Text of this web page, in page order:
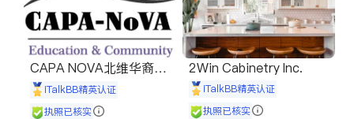
CAPA NOVA北维华裔家
长会iTalkBB精英认证
执照已核实
2Win Cabinetry Inc.
iTalkBB精英认证
执照已核实